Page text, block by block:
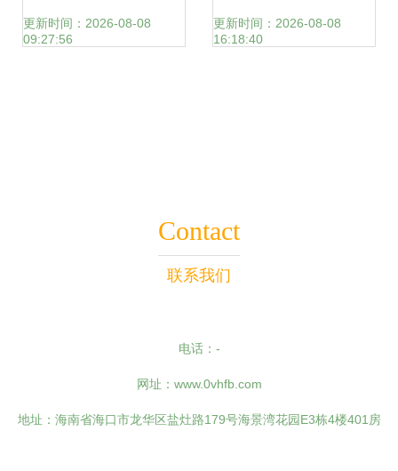
教学演示用品的创
更新时间：2026-08-08
09:27:56
课堂的好帮手
更新时间：2026-08-08
16:18:40
Contact
联系我们
电话：-
网址： www.0vhfb.com
地址：海南省海口市龙华区盐灶路179号海景湾花园E3栋4楼401房